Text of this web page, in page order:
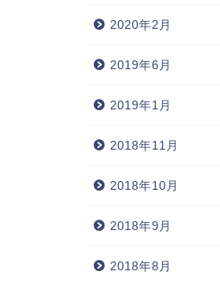
2020年2月
2019年6月
2019年1月
2018年11月
2018年10月
2018年9月
2018年8月